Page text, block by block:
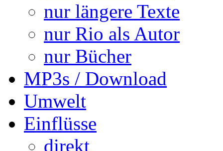
nur längere Texte
nur Rio als Autor
nur Bücher
MP3s / Download
Umwelt
Einflüsse
direkt